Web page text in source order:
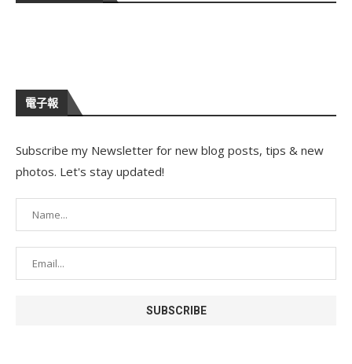
電子報
Subscribe my Newsletter for new blog posts, tips & new
photos. Let's stay updated!